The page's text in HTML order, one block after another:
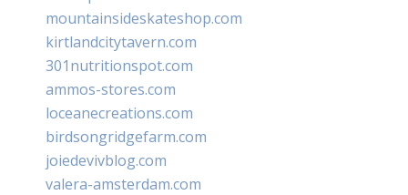
mountainsideskateshop.com
kirtlandcitytavern.com
301nutritionspot.com
ammos-stores.com
loceanecreations.com
birdsongridgefarm.com
joiedevivblog.com
valera-amsterdam.com